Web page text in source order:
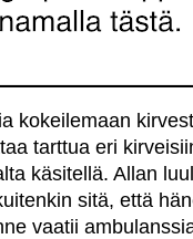
kokeilemaan
tarttua eri
käsitellä. Allan
sitä, että
vaatii